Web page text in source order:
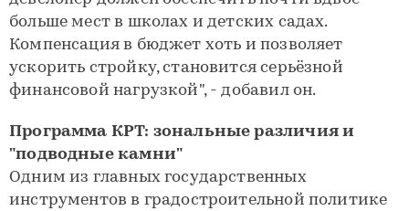
больше мест в школах и детских садах.
Компенсация в бюджет хоть и позволяет
ускорить стройку, становится серьёзной
финансовой нагрузкой", - добавил он.
Программа КРТ: зональные различия и
"подводные камни"
Одним из главных государственных
инструментов в градостроительной политике